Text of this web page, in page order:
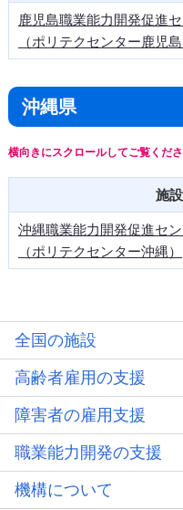
鹿児島職業能力開発促進
（ポリテクセンター鹿児島
沖縄県
施
沖縄職業能力開発促進セ
（ポリテクセンター沖縄）
全国の施設
高齢者雇用の支援
障害者の雇用支援
職業能力開発の支援
機構について